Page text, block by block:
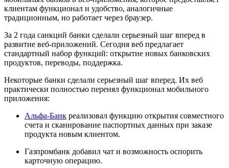
клиентам функционал и удобство, аналогичные
традиционным, но работает через браузер.
За 2 года санкций банки сделали серьезный шаг вперед в
развитие веб-приложений. Сегодня веб предлагает
стандартный набор функций: открытие новых банковских
продуктов, переводы, поддержка.
Некоторые банки сделали серьезный шаг вперед. Их веб
практически полностью перенял функционал мобильного
приложения:
Альфа-Банк реализовал функцию открытия совместного
счета и сканирование паспортных данных при заказе
продукта новым клиентом.
Газпромбанк добавил чат и возможность оспорить
карточную операцию.